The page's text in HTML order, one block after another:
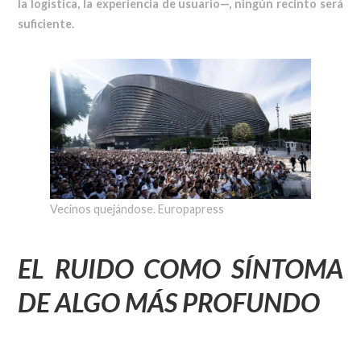
la logística, la experiencia de usuario—, ningún recinto será
suficiente.
Vecinos quejándose. Europapress
EL RUIDO COMO SÍNTOMA
DE ALGO MÁS PROFUNDO